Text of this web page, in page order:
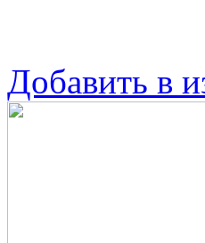
Добавить в